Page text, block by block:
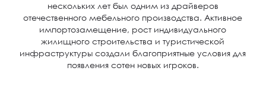
нескольких лет был одним из драйверов
отечественного мебельного производства. Активное
импортозамещение, рост индивидуального
жилищного строительства и туристической
инфраструктуры создали благоприятные условия для
появления сотен новых игроков.